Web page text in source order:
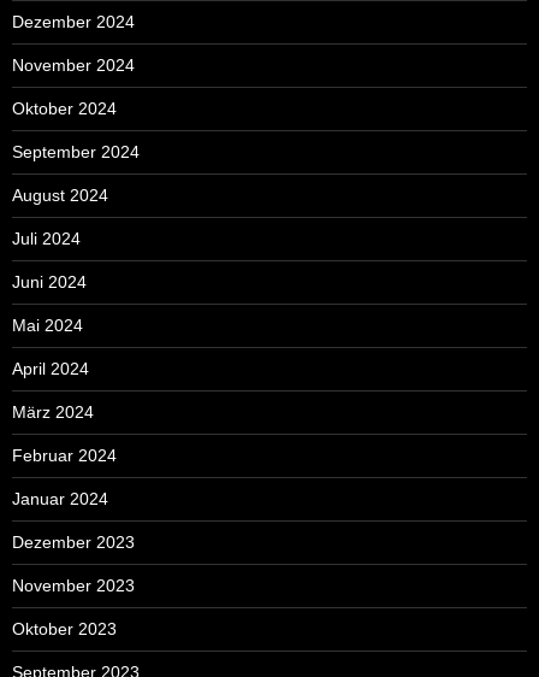
Dezember 2024
November 2024
Oktober 2024
September 2024
August 2024
Juli 2024
Juni 2024
Mai 2024
April 2024
März 2024
Februar 2024
Januar 2024
Dezember 2023
November 2023
Oktober 2023
September 2023